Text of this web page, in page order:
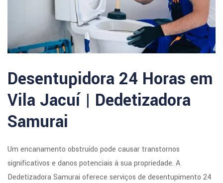
Desentupidora 24 Horas em
Vila Jacuí | Dedetizadora
Samurai
Um encanamento obstruído pode causar transtornos
significativos e danos potenciais à sua propriedade. A
Dedetizadora Samurai oferece serviços de desentupimento 24